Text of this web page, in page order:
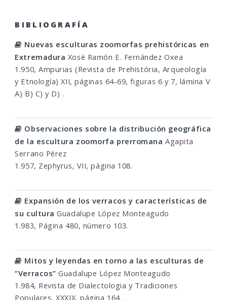
BIBLIOGRAFÍA
Nuevas esculturas zoomorfas prehistóricas en
Extremadura Xosé Ramón E. Fernández Oxea
1.950, Ampurias (Revista de Prehistória, Arqueología
y Etnología) XII, páginas 64-69, figuras 6 y 7, lámina V
A) B) C) y D) .
Observaciones sobre la distribución geográfica
de la escultura zoomorfa prerromana Agapita
Serrano Pérez
1.957, Zephyrus, VII, pàgina 108.
Expansión de los verracos y características de
su cultura Guadalupe López Monteagudo
1.983, Página 480, número 103.
Mitos y leyendas en torno a las esculturas de
“Verracos” Guadalupe López Monteagudo
1.984, Revista de Dialectologia y Tradiciones
Populares, XXXIX, página 164 .